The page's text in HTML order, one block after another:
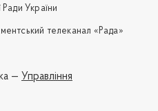
України
телеканал «Рада»
— Управління